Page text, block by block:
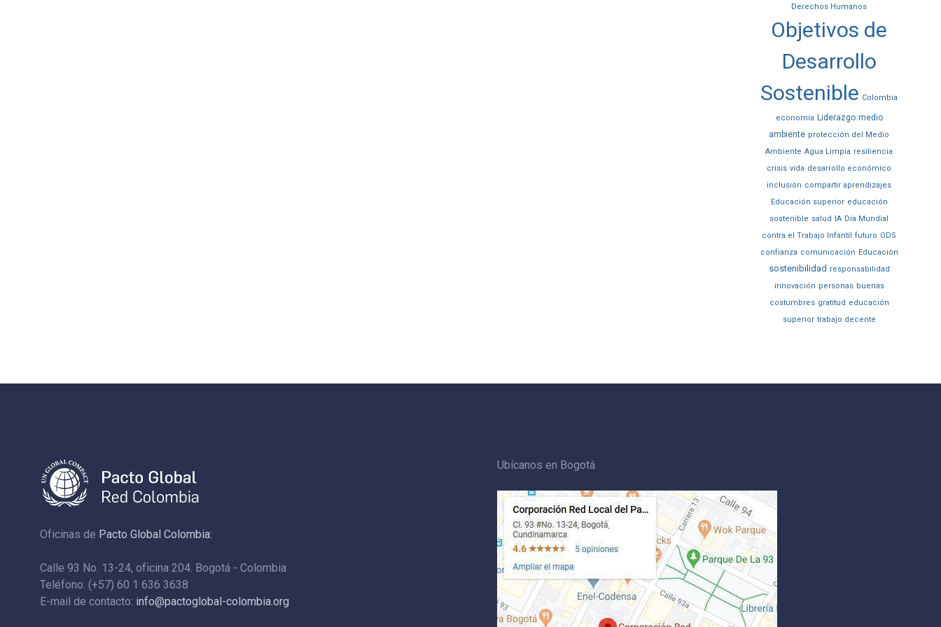
Derechos Humanos
Objetivos de
Desarrollo
Sostenible Colombia
economía Liderazgo medio
ambiente protección del Medio
Ambiente Agua Limpia resiliencia
crisis vida desarrollo económico
inclusión compartir aprendizajes
Educación superior educación
sostenible salud IA Día Mundial
contra el Trabajo Infantil futuro ODS
confianza comunicación Educación
sostenibilidad responsabilidad
innovación personas buenas
costumbres gratitud educación
superior trabajo decente
Oficinas de Pacto Global Colombia:
Calle 93 No. 13-24, oficina 204. Bogotá - Colombia
Teléfono: (+57) 60 1 636 3638
E-mail de contacto: info@pactoglobal-colombia.org
Ubícanos en Bogotá